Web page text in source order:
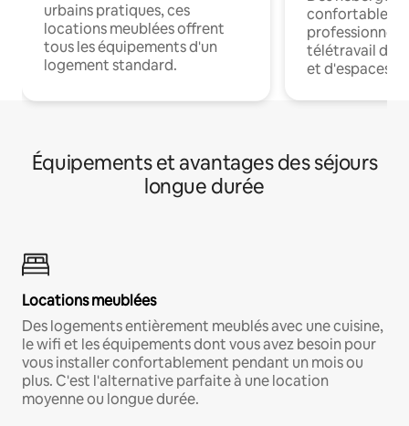
urbains pratiques, ces
locations meublées offrent
tous les équipements d'un
logement standard.
confortables
professionnels
télétravail
et d'espaces
Équipements et avantages des séjours
longue durée
Locations meublées
Des logements entièrement meublés avec une cuisine,
le wifi et les équipements dont vous avez besoin pour
vous installer confortablement pendant un mois ou
plus. C'est l'alternative parfaite à une location
moyenne ou longue durée.